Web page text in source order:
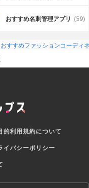
おすすめ名刺管理アプリ (59)
おすすめファッションコーディ
的利用規約について
イバシーポリシー